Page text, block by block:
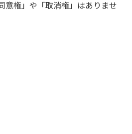
意権」や「取消権」はありませ